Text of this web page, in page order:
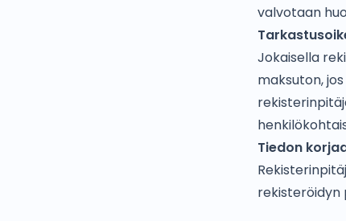
valvotaan
Jokaisella
maksuton,
Tiedon
rekisteröidyn